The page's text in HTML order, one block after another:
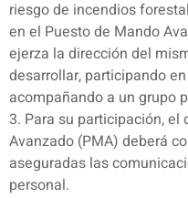
riesgo de incendios
en el Puesto de Mando
ejerza la dirección del
desarrollar, participando
acompañando a un grupo
3. Para su participación,
Avanzado (PMA) deberá
aseguradas las
personal.